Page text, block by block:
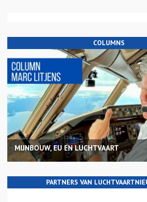
COLUMNS
MIJNBOUW, EU EN LUCHTVAART
PARTNERS VAN